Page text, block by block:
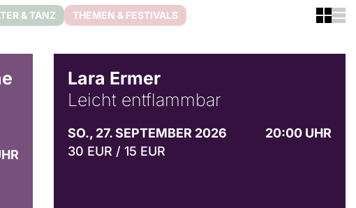
& TANZ THEMEN & FESTIVALS
Lara Ermer
Leicht entflammbar
SO., 27. SEPTEMBER 2026
20:00 UHR
30 EUR / 15 EUR